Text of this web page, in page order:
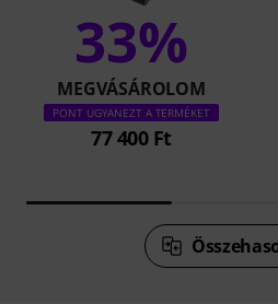
33%
MEGVÁSÁROLOM
PONT UGYANEZT A TERMÉKET
77 400 Ft